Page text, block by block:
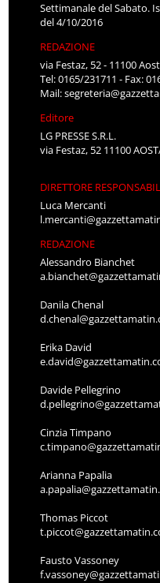
Settimanale del Sabato.
del 4/10/2016
REDAZIONE
via Festaz, 52 - 11100
Tel: 0165/231711 - Fax:
Mail:
Editore
LG PRESSE S.R.L.
via Festaz, 52 11100
DIRETTORE
Luca Mercanti
REDAZIONE
Alessandro Bianchet
Danila Chenal
Erika David
Davide Pellegrino
Cinzia Timpano
Arianna Papalia
Thomas Piccot
Fausto Vassoney